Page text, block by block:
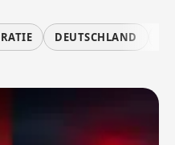
DEUTSCHLAND